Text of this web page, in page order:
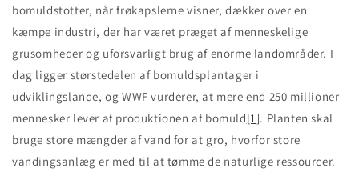
bomuldstotter, når frøkapslerne visner, dækker over en
kæmpe industri, der har været præget af menneskelige
grusomheder og uforsvarligt brug af enorme landområder. I
dag ligger størstedelen af bomuldsplantager i
udviklingslande, og WWF vurderer, at mere end 250 millioner
mennesker lever af produktionen af bomuld[1]. Planten skal
bruge store mængder af vand for at gro, hvorfor store
vandingsanlæg er med til at tømme de naturlige ressourcer.